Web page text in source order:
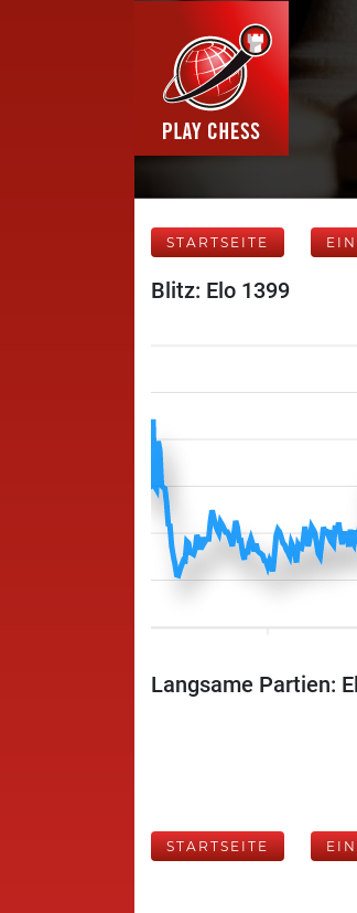
STARTSEITE
Blitz: Elo 1399
Langsame Partien:
STARTSEITE